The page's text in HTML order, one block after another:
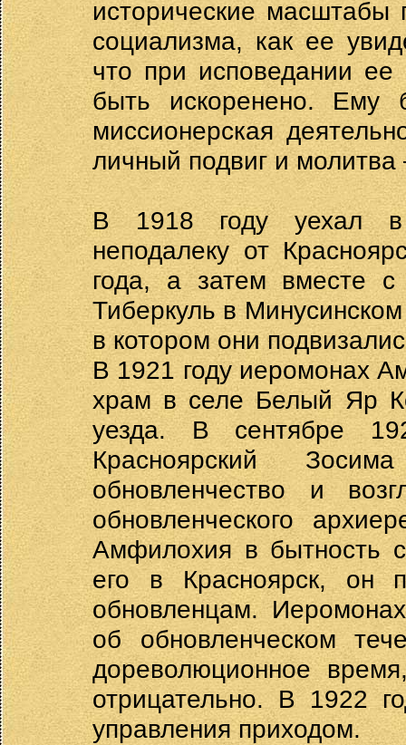
исторические масштабы
социализма, как ее
что при исповедании ее
быть искоренено. Ему
миссионерская
личный подвиг и
В 1918 году уехал в
неподалеку от
года, а затем вместе
Тиберкуль в
в котором они
В 1921 году иеромонах
храм в селе Белый Яр
уезда. В сентябре
Красноярский
обновленчество и
обновленческого
Амфилохия в бытность
его в Красноярск, он
обновленцам.
об обновленческом
дореволюционное
отрицательно. В 1922
управления приходом.